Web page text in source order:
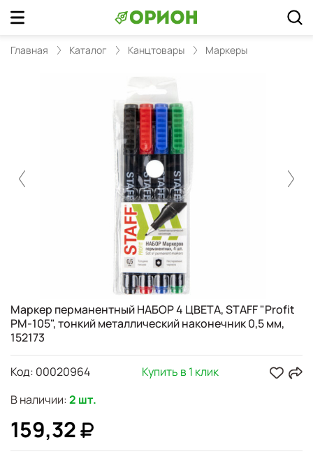
Главная Каталог Канцтовары Маркеры
Маркер перманентный НАБОР 4 ЦВЕТА, STAFF "Profit
PM-105", тонкий металлический наконечник 0,5 мм,
152173
В наличии:2 шт.
159,32
Код: 00020964 Купить в 1 клик